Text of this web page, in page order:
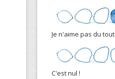
Je n'aime pas du tout
C'est nul !